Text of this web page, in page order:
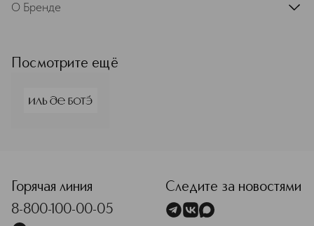
О Бренде
Посмотрите ещё
Горячая линия
8-800-100-00-05
Следите за новостями